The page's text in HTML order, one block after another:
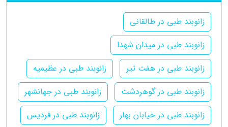
زانوبند طبی در طالقانی
زانوبند طبی در میدان شهدا
زانوبند طبی در هفت تیر
زانوبند طبی در عظیمیه
زانوبند طبی در گوهردشت
زانوبند طبی در جهانشهر
زانوبند طبی در خیابان بهار
زانوبند طبی در فردیس